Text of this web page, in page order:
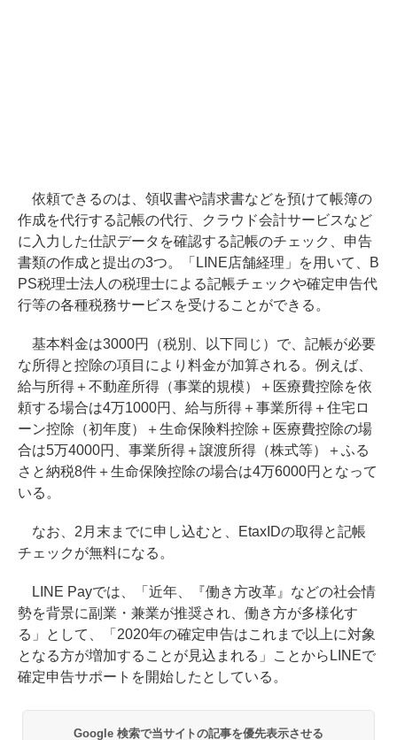
依頼できるのは、領収書や請求書などを預けて帳簿の
作成を代行する記帳の代行、クラウド会計サービスなど
に入力した仕訳データを確認する記帳のチェック、申告
書類の作成と提出の3つ。「LINE店舗経理」を用いて、B
PS税理士法人の税理士による記帳チェックや確定申告代
行等の各種税務サービスを受けることができる。
基本料金は3000円（税別、以下同じ）で、記帳が必要
な所得と控除の項目により料金が加算される。例えば、
給与所得＋不動産所得（事業的規模）＋医療費控除を依
頼する場合は4万1000円、給与所得＋事業所得＋住宅ロ
ーン控除（初年度）＋生命保険料控除＋医療費控除の場
合は5万4000円、事業所得＋譲渡所得（株式等）＋ふる
さと納税8件＋生命保険控除の場合は4万6000円となって
いる。
なお、2月末までに申し込むと、EtaxIDの取得と記帳
チェックが無料になる。
LINE Payでは、「近年、『働き方改革』などの社会情
勢を背景に副業・兼業が推奨され、働き方が多様化す
る」として、「2020年の確定申告はこれまで以上に対象
となる方が増加することが見込まれる」ことからLINEで
確定申告サポートを開始したとしている。
Google 検索で当サイトの記事を優先表示させる